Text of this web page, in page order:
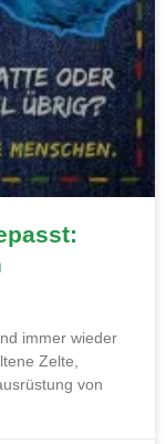
immer wieder
Zelte,
von